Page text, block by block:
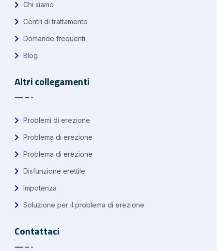
Chi siamo
Centri di trattamento
Domande frequenti
Blog
Altri collegamenti
Problemi di erezione
Problema di erezione
Problema di erezione
Disfunzione erettile
Impotenza
Soluzione per il problema di erezione
Contattaci